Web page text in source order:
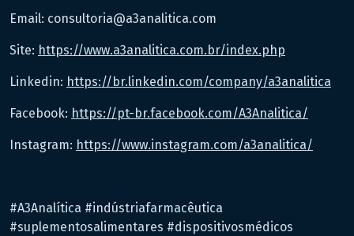
Email: consultoria@a3analitica.com
Site: https://www.a3analitica.com.br/index.php
Linkedin: https://br.linkedin.com/company/a3analitica
Facebook: https://pt-br.facebook.com/A3Analitica/
Instagram: https://www.instagram.com/a3analitica/
#A3Analítica #indústriafarmacêutica
#suplementosalimentares #dispositivosmédicos